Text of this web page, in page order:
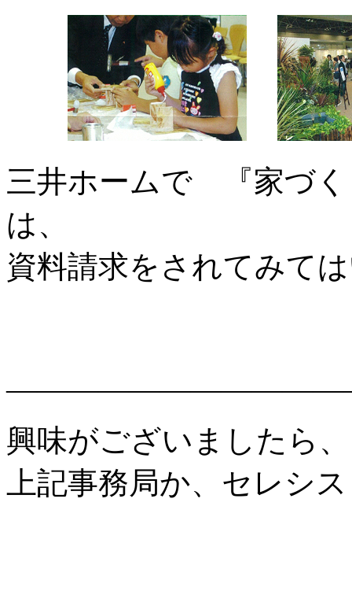
三井ホームで 『家づ
は、
資料請求をされてみて
興味がございましたら、
上記事務局か、セレシ